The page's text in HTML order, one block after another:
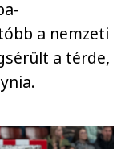
a nemzeti
a térde,